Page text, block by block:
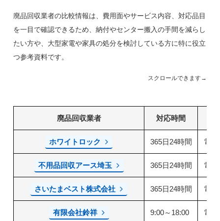
廃品回収業者の比較情報は、費用面やサービス内容、対応品目
を一目で確認できるため、納付やセンター搬入の手間を減らし
たい方や、大型家電や家具の処分を検討している方に特に役立
つ参考資料です。
スクロールできます→
廃品回収業者 対応時間
ホワイトロック 365日24時間 電
不用品回収アース埼玉 365日24時間 電
さいたまベスト株式会社 365日24時間 電
有限会社鈴祥 9:00～18:00 電